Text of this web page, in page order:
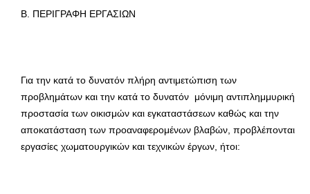
Β. ΠΕΡΙΓΡΑΦΗ ΕΡΓΑΣΙΩΝ
Για την κατά το δυνατόν πλήρη αντιμετώπιση των
προβλημάτων και την κατά το δυνατόν μόνιμη αντιπλημμυρική
προστασία των οικισμών και εγκαταστάσεων καθώς και την
αποκατάσταση των προαναφερομένων βλαβών, προβλέπονται
εργασίες χωματουργικών και τεχνικών έργων, ήτοι: